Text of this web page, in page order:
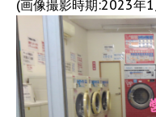
(画像撮影時期:2023年1